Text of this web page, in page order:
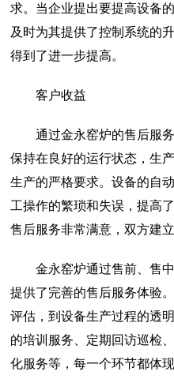
求。当企业提出要提高设备
及时为其提供了控制系统的
得到了进一步提高。
客户收益
通过金永窑炉的售后服
保持在良好的运行状态，生
生产的严格要求。设备的自
工操作的繁琐和失误，提高
售后服务非常满意，双方建
金永窑炉通过售前、售
提供了完善的售后服务体验
评估，到设备生产过程的透
的培训服务、定期回访巡检
化服务等，每一个环节都体